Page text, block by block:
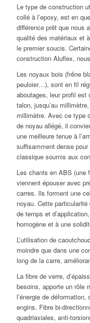
Le type de construction
collé à l’epoxy, est en
différence prêt que nous
qualité des matériaux et
le premier soucis.
construction Aluflex,
Les noyaux bois (frêne
peuloier…), sont en fil
aboutages, leur profil est
talon, jusqu’au
millimètre. Avec ce type
de noyau allégé, il
une meilleure tenue à
suffisamment dense
classique soumis aux
Les chants en ABS (une
viennent épouser avec
carres. Ils forment une
noyau. Cette
de temps et
homogène et à une
L’utilisation de
moindre que dans une
long de la carre,
La fibre de verre,
besoins, apporte un rôle
l’énergie de
engins. Fibre bi-
quadriaxiales, anti-